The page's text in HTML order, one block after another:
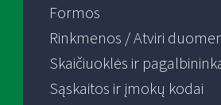
Formos
Rinkmenos / Atviri
Skaičiuoklės ir
Sąskaitos ir įmokų kodai